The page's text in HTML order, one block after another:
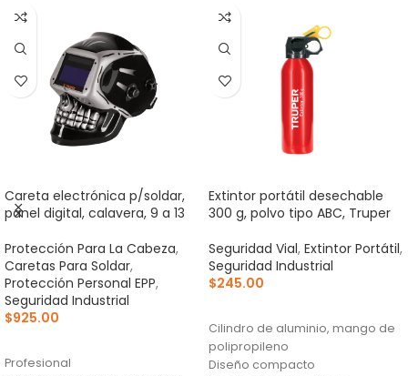
Careta electrónica p/soldar,
panel digital, calavera, 9 a 13
Protección Para La Cabeza,
Caretas Para Soldar,
Protección Personal EPP,
Seguridad Industrial
$925.00
Profesional
Extintor portátil desechable
300 g, polvo tipo ABC, Truper
Seguridad Vial, Extintor Portátil,
Seguridad Industrial
$245.00
Cilindro de aluminio, mango de
polipropileno
Diseño compacto